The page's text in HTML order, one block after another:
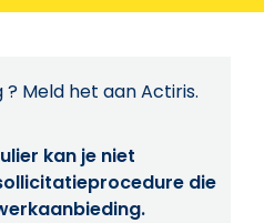
Meld het aan Actiris.
kan je niet
die